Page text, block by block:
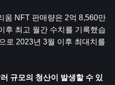
움 NFT 판매량은 2억 8,560만
후 최고 월간 수치를 기록했습
로 2023년 3월 이후 최대치를
규모의 청산이 발생할 수 있